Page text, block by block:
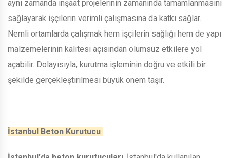
aynı zamanda inşaat projelerinin zamanında tamamlanmasını
sağlayarak işçilerin verimli çalışmasına da katkı sağlar.
Nemli ortamlarda çalışmak hem işçilerin sağlığı hem de yapı
malzemelerinin kalitesi açısından olumsuz etkilere yol
açabilir. Dolayısıyla, kurutma işleminin doğru ve etkili bir
şekilde gerçekleştirilmesi büyük önem taşır.
İstanbul Beton Kurutucu